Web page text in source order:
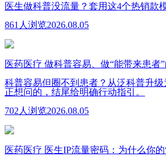
医生做科普没流量？套用这4个热销款模
861人浏览2026.08.05
医药医疗 做科普容易、做“能带来患
科普容易但圈不到患者？从泛科普升
正想问的，结尾给明确行动指引。
702人浏览2026.08.05
医药医疗 医生IP流量密码：为什么你